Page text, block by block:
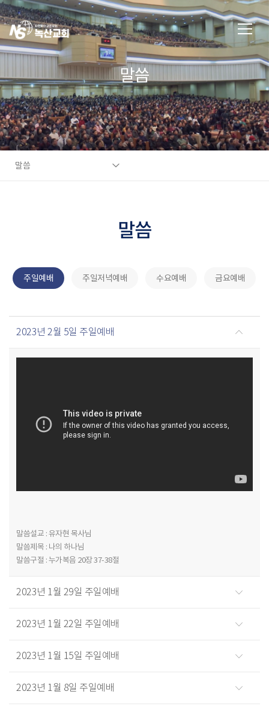
말씀
말씀
말씀
주일예배 주일저녁예배 수요예배 금요예배
2023년 2월 5일 주일예배
말씀설교 : 유자현 목사님
말씀제목 : 나의 하나님
말씀구절 : 누가복음 20장 37-38절
2023년 1월 29일 주일예배
2023년 1월 22일 주일예배
2023년 1월 15일 주일예배
2023년 1월 8일 주일예배